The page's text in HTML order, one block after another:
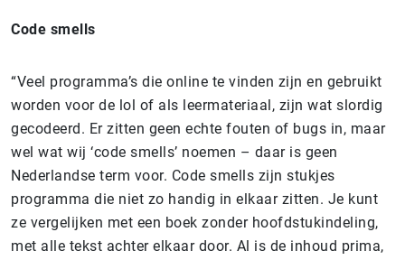
Code smells
“Veel programma’s die online te vinden zijn en gebruikt
worden voor de lol of als leermateriaal, zijn wat slordig
gecodeerd. Er zitten geen echte fouten of bugs in, maar
wel wat wij ‘code smells’ noemen – daar is geen
Nederlandse term voor. Code smells zijn stukjes
programma die niet zo handig in elkaar zitten. Je kunt
ze vergelijken met een boek zonder hoofdstukindeling,
met alle tekst achter elkaar door. Al is de inhoud prima,